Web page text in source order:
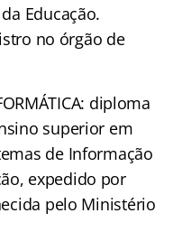
Educação.
no órgão de
diploma
superior em
de Informação
expedido por
pelo Ministério